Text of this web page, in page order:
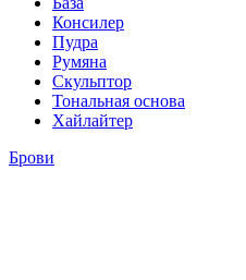
Консилер
Пудра
Румяна
Скульптор
Тональная основа
Хайлайтер
Брови